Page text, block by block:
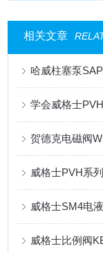
相关文章
哈威柱塞泵
学会威格士
贺德克电磁阀
威格士PVH系
威格士SM4电
威格士比例阀